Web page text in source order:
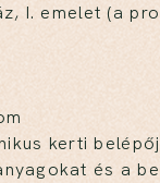
I. emelet (a
kerti
és a